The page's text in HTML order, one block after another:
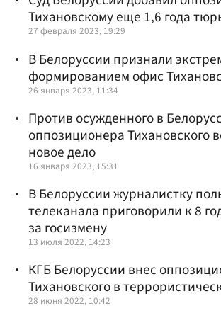
Тихановскому еще 1,6 года
27 февраля 2023, 19:29
В Белоруссии признали
формированием офис
26 января 2023, 11:34
Против осужденного в
оппозиционера Тихановского
новое дело
16 января 2023, 15:31
В Белоруссии журналистку
телеканала приговорили к 8
за госизмену
13 июля 2022, 14:23
КГБ Белоруссии внес
Тихановского в
28 июня 2022, 10:42